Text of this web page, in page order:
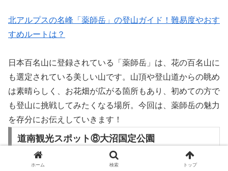
北アルプスの名峰「薬師岳」の登山ガイド！難易度やおす
すめルートは？
日本百名山に登録されている「薬師岳」は、花の百名山に
も選定されている美しい山です。山頂や登山道からの眺め
は素晴らしく、お花畑が広がる箇所もあり、初めての方で
も登山に挑戦してみたくなる場所。今回は、薬師岳の魅力
を存分にお伝えしていきます！
道南観光スポット⑧大沼国定公園
ホーム 検索 トップ